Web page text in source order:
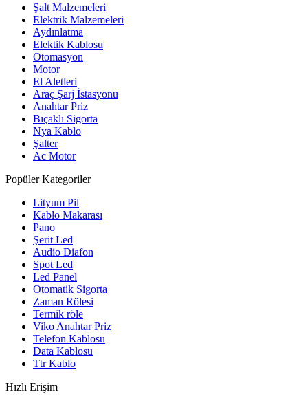
Şalt Malzemeleri
Elektrik Malzemeleri
Aydınlatma
Elektik Kablosu
Otomasyon
Motor
El Aletleri
Araç Şarj İstasyonu
Anahtar Priz
Bıçaklı Sigorta
Nya Kablo
Şalter
Ac Motor
Popüler Kategoriler
Lityum Pil
Kablo Makarası
Pano
Şerit Led
Audio Diafon
Spot Led
Led Panel
Otomatik Sigorta
Zaman Rölesi
Termik röle
Viko Anahtar Priz
Telefon Kablosu
Data Kablosu
Ttr Kablo
Hızlı Erişim